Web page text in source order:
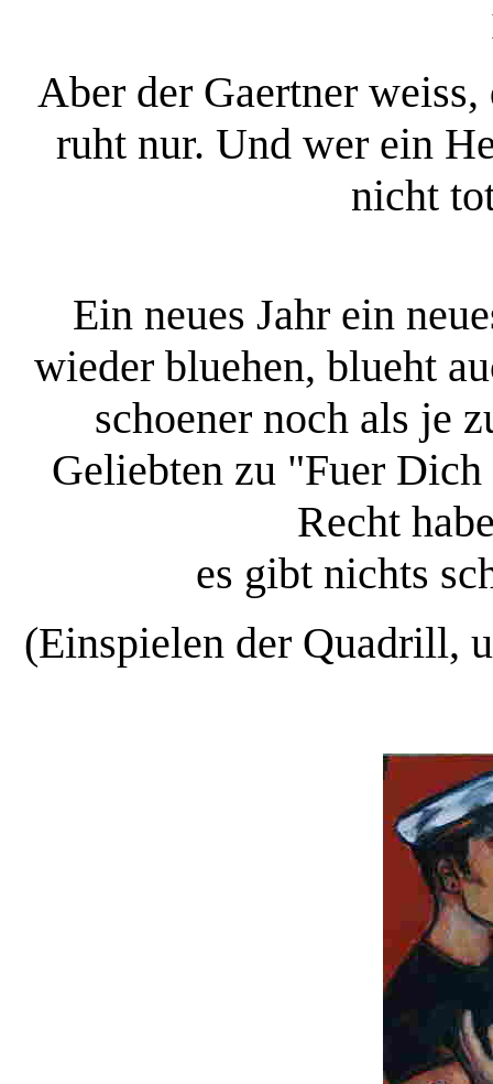
Aber der Gaertner
ruht nur. Und wer ein
nicht
Ein neues Jahr ein
wieder bluehen, blueht
schoener noch als je
Geliebten zu "Fuer
Recht
es gibt nichts
(Einspielen der Quadrill,